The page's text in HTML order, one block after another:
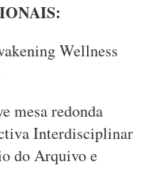
Wellness
mesa redonda
Interdisciplinar
do Arquivo e